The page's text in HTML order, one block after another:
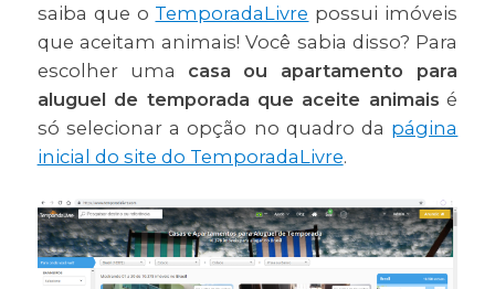
saiba que o TemporadaLivre possui imóveis
que aceitam animais! Você sabia disso? Para
escolher uma casa ou apartamento para
aluguel de temporada que aceite animais é
só selecionar a opção no quadro da página
inicial do site do TemporadaLivre.